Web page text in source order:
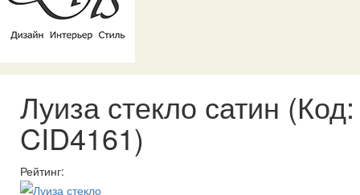
Луиза стекло сатин (Код:
CID4161)
Рейтинг: